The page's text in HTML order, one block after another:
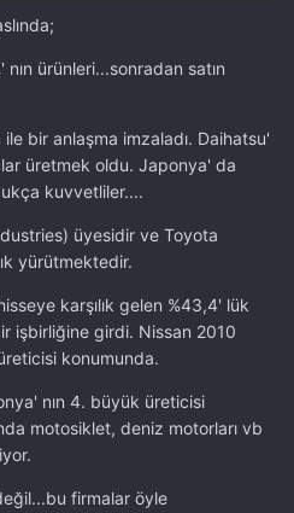
ürünleri...sonradan satın
bir anlaşma imzaladı. Daihatsu'
üretmek oldu. Japonya' da
kuvvetliler....
üyesidir ve Toyota
yürütmektedir.
karşılık gelen %43,4' lük
işbirliğine girdi. Nissan 2010
konumunda.
nın 4. büyük üreticisi
motosiklet, deniz motorları vb
firmalar öyle